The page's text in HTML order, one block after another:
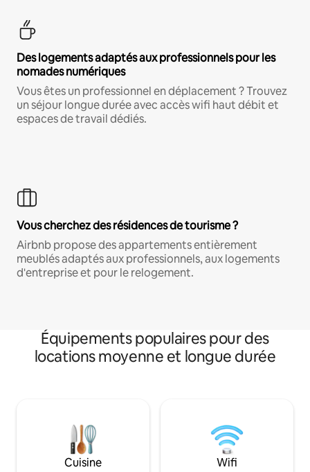
Des logements adaptés aux professionnels pour les
nomades numériques
Vous êtes un professionnel en déplacement ? Trouvez
un séjour longue durée avec accès wifi haut débit et
espaces de travail dédiés.
Vous cherchez des résidences de tourisme ?
Airbnb propose des appartements entièrement
meublés adaptés aux professionnels, aux logements
d'entreprise et pour le relogement.
Équipements populaires pour des
locations moyenne et longue durée
Cuisine Wifi